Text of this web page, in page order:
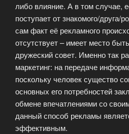
либо влияние. А в том случае,
поступает от знакомого/друга/
сам факт её рекламного
отсутствует – имеет место
дружеский совет. Именно так
маркетинг: на передаче
поскольку человек существо
основных его потребностей
обмене впечатлениями со
данный способ рекламы
эффективным.